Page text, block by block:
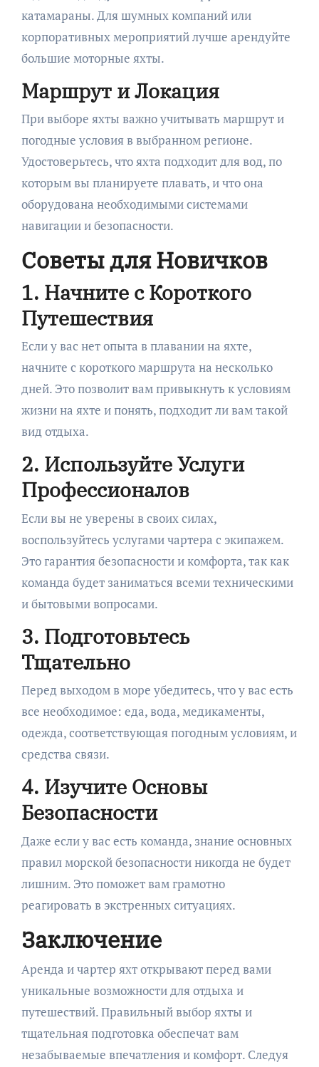
катамараны. Для шумных компаний или
корпоративных мероприятий лучше арендуйте
большие моторные яхты.
Маршрут и Локация
При выборе яхты важно учитывать маршрут и
погодные условия в выбранном регионе.
Удостоверьтесь, что яхта подходит для вод, по
которым вы планируете плавать, и что она
оборудована необходимыми системами
навигации и безопасности.
Советы для Новичков
1. Начните с Короткого
Путешествия
Если у вас нет опыта в плавании на яхте,
начните с короткого маршрута на несколько
дней. Это позволит вам привыкнуть к условиям
жизни на яхте и понять, подходит ли вам такой
вид отдыха.
2. Используйте Услуги
Профессионалов
Если вы не уверены в своих силах,
воспользуйтесь услугами чартера с экипажем.
Это гарантия безопасности и комфорта, так как
команда будет заниматься всеми техническими
и бытовыми вопросами.
3. Подготовьтесь
Тщательно
Перед выходом в море убедитесь, что у вас есть
все необходимое: еда, вода, медикаменты,
одежда, соответствующая погодным условиям, и
средства связи.
4. Изучите Основы
Безопасности
Даже если у вас есть команда, знание основных
правил морской безопасности никогда не будет
лишним. Это поможет вам грамотно
реагировать в экстренных ситуациях.
Заключение
Аренда и чартер яхт открывают перед вами
уникальные возможности для отдыха и
путешествий. Правильный выбор яхты и
тщательная подготовка обеспечат вам
незабываемые впечатления и комфорт. Следуя